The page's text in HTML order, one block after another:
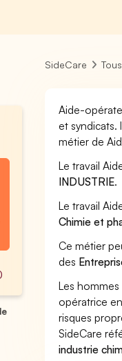
SideCare
Aide-
et syndicats.
métier de
Le travail
INDUSTRIE.
Le travail
Chimie et
Ce métier
des
Les
opératrice
risques
SideCare
industrie